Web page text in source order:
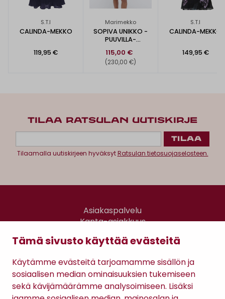
Tämä sivusto käyttää evästeitä
Käytämme evästeitä tarjoamamme sisällön ja
sosiaalisen median ominaisuuksien tukemiseen
sekä kävijämäärämme analysoimiseen. Lisäksi
S.T.I
CALINDA-MEKKO
119,95 €
Marimekko
SOPIVA UNIKKO -
PUUVILLA-
115,00 €
(230,00 €)
S.T.I
CALINDA-MEKKO
149,95 €
TILAA RATSULAN UUTISKIRJE
Tilaamalla uutiskirjeen hyväksytRatsulan tietosuojaselosteen.
Asiakaspalvelu
Kanta-asiakkuus
Gomee Ratsula Café
Sopimusehdot
Tietosuojaseloste
Maksutavat